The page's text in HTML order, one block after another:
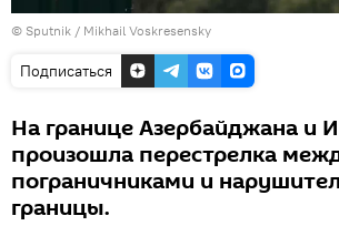
© Sputnik / Mikhail Voskresensky
Подписаться
На границе Азербайджана и
произошла перестрелка
пограничниками и
границы.